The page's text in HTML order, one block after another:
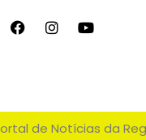
de Notícias da